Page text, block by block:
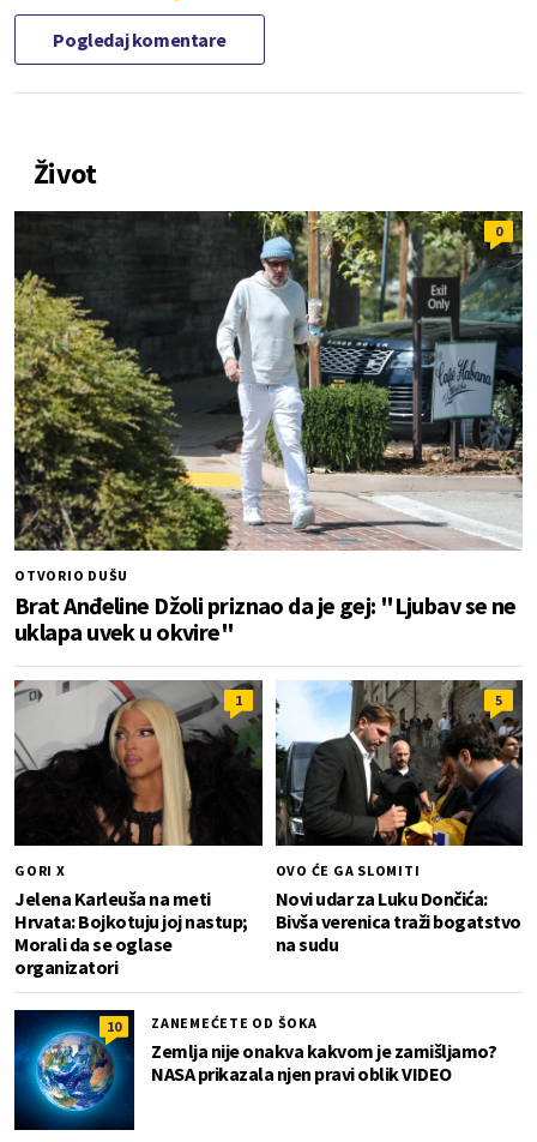
Pogledaj komentare
Život
0
OTVORIO DUŠU
Brat Anđeline Džoli priznao da je gej: "Ljubav se ne
uklapa uvek u okvire"
1
GORI X
Jelena Karleuša na meti
Hrvata: Bojkotuju joj nastup;
Morali da se oglase
organizatori
5
OVO ĆE GA SLOMITI
Novi udar za Luku Dončića:
Bivša verenica traži bogatstvo
na sudu
10 ZANEMEĆETE OD ŠOKA
Zemlja nije onakva kakvom je zamišljamo?
NASA prikazala njen pravi oblik VIDEO